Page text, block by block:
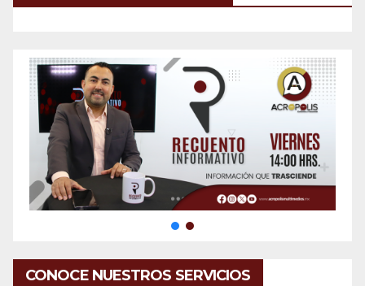
CONOCE NUESTROS SERVICIOS